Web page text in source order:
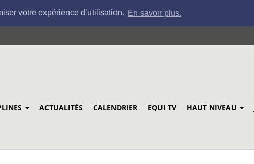
votre expérience d’utilisation. En savoir plus.
ACTUALITÉS CALENDRIER EQUI TV HAUT NIVEAU